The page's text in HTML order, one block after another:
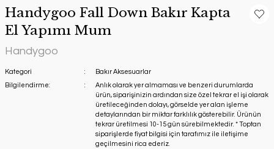
Handygoo Fall Down Bakır Kapta
El Yapımı Mum
Handygoo
Kategori
Bakır Aksesuarlar
Bilgilendirme:
Anlık olarak yer almaması ve benzeri durumlarda
ürün, siparişinizin ardından size özel tekrar el işi olarak
üretileceğinden dolayı, görselde yer alan işleme
detaylarından bir miktar farklılık gösterebilir. Ürünün
tekrar üretilmesi 10-15 gün sürebilmektedir. * Toptan
siparişlerde fiyat bilgisi için tarafımız ile iletişime
geçilmesini rica ederiz.